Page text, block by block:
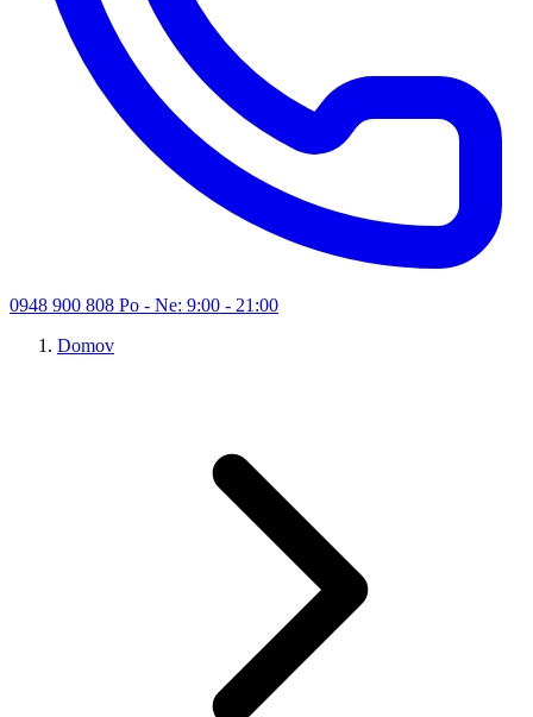
0948 900 808 Po - Ne: 9:00 - 21:00
Domov